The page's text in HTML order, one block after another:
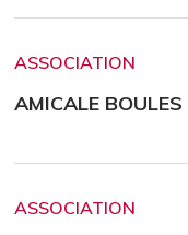
ASSOCIATION
AMICALE BOULES
ASSOCIATION